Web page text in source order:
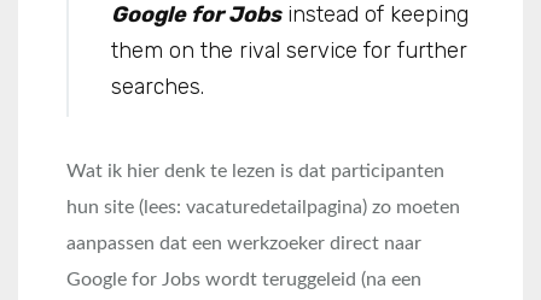
Google for Jobs instead of keeping
them on the rival service for further
searches.
Wat ik hier denk te lezen is dat participanten
hun site (lees: vacaturedetailpagina) zo moeten
aanpassen dat een werkzoeker direct naar
Google for Jobs wordt teruggeleid (na een